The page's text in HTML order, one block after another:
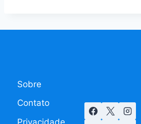
Sobre
Contato
Privacidade